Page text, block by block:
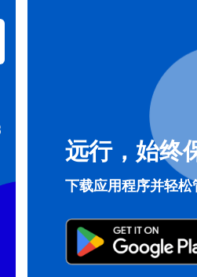
get my eSim?
eSIM, start by checking if your
your mobile carrier to request
with a QR code or activation
settings. Once activated, you
远行，始终
下载应用程序并轻松
登录或注册